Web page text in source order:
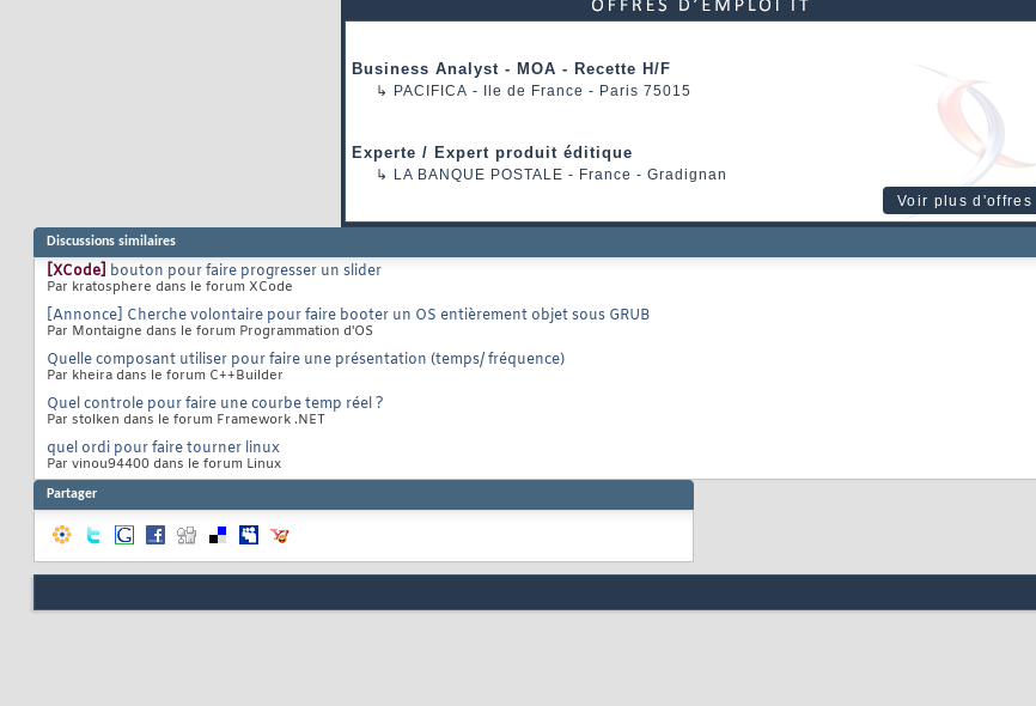
Business Analyst - MOA - Recette H/F
↳ PACIFICA - Ile de France - Paris 75015
Experte / Expert produit éditique
↳ LA BANQUE POSTALE - France - Gradignan
Voir plus d'offres
Discussions similaires
[XCode] bouton pour faire progresser un slider
Par kratosphere dans le forum XCode
[Annonce] Cherche volontaire pour faire booter un OS entièrement objet sous GRUB
Par Montaigne dans le forum Programmation d'OS
Quelle composant utiliser pour faire une présentation (temps/ fréquence)
Par kheira dans le forum C++Builder
Quel controle pour faire une courbe temp réel ?
Par stolken dans le forum Framework .NET
quel ordi pour faire tourner linux
Par vinou94400 dans le forum Linux
Partager